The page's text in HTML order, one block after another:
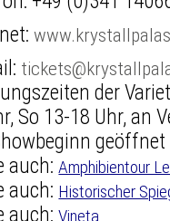
der
So 13-18 Uhr, an
geöffnet
auch:Amphibientour
auch: Historischer
auch:Vineta